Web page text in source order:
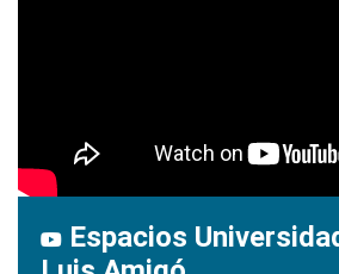
Espacios